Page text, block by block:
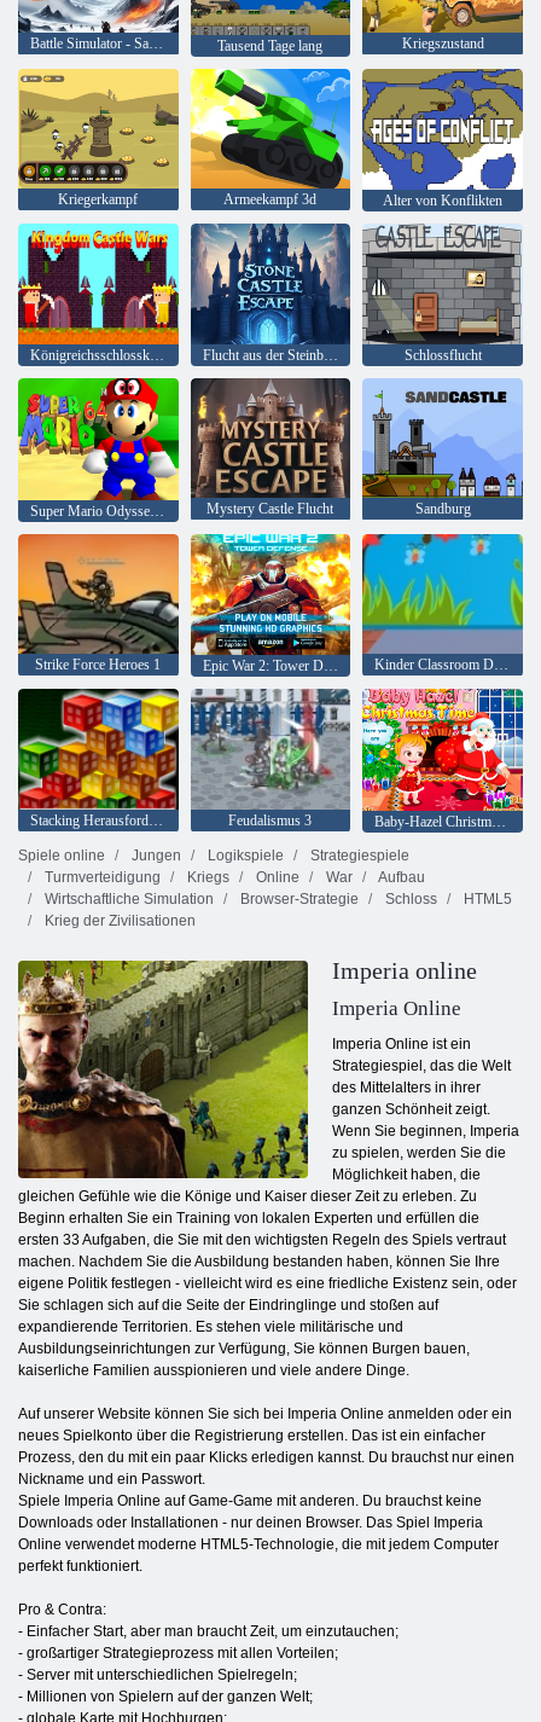
Battle Simulator - Sandbox Tausend Tage lang Kriegszustand
Kriegerkampf Armeekampf 3d Alter von Konflikten
Königreichsschlosskriege Flucht aus der Steinburg Schlossflucht
Mystery Castle Flucht Sandburg
Strike Force Heroes 1 Epic War 2: Tower Defense Kinder Classroom Dekoration
Stacking Herausforderung Feudalismus 3
Baby-Hazel Christmas Time
Spiele online
Jungen Logikspiele
Strategiespiele
Turmverteidigung
Kriegs Online War
Aufbau
Wirtschaftliche Simulation
Browser-Strategie Schloss
HTML5
Krieg der Zivilisationen
Imperia online
Imperia Online
Imperia Online ist ein
Strategiespiel, das die Welt
des Mittelalters in ihrer
ganzen Schönheit zeigt.
Wenn Sie beginnen, Imperia
zu spielen, werden Sie die
Möglichkeit haben, die
gleichen Gefühle wie die Könige und Kaiser dieser Zeit zu erleben. Zu
Beginn erhalten Sie ein Training von lokalen Experten und erfüllen die
ersten 33 Aufgaben, die Sie mit den wichtigsten Regeln des Spiels vertraut
machen. Nachdem Sie die Ausbildung bestanden haben, können Sie Ihre
eigene Politik festlegen - vielleicht wird es eine friedliche Existenz sein, oder
Sie schlagen sich auf die Seite der Eindringlinge und stoßen auf
expandierende Territorien. Es stehen viele militärische und
Ausbildungseinrichtungen zur Verfügung, Sie können Burgen bauen,
kaiserliche Familien ausspionieren und viele andere Dinge.
Auf unserer Website können Sie sich bei Imperia Online anmelden oder ein
neues Spielkonto über die Registrierung erstellen. Das ist ein einfacher
Prozess, den du mit ein paar Klicks erledigen kannst. Du brauchst nur einen
Nickname und ein Passwort.
Spiele Imperia Online auf Game-Game mit anderen. Du brauchst keine
Downloads oder Installationen - nur deinen Browser. Das Spiel Imperia
Online verwendet moderne HTML5-Technologie, die mit jedem Computer
perfekt funktioniert.
Pro & Contra:
- Einfacher Start, aber man braucht Zeit, um einzutauchen;
- großartiger Strategieprozess mit allen Vorteilen;
- Server mit unterschiedlichen Spielregeln;
- Millionen von Spielern auf der ganzen Welt;